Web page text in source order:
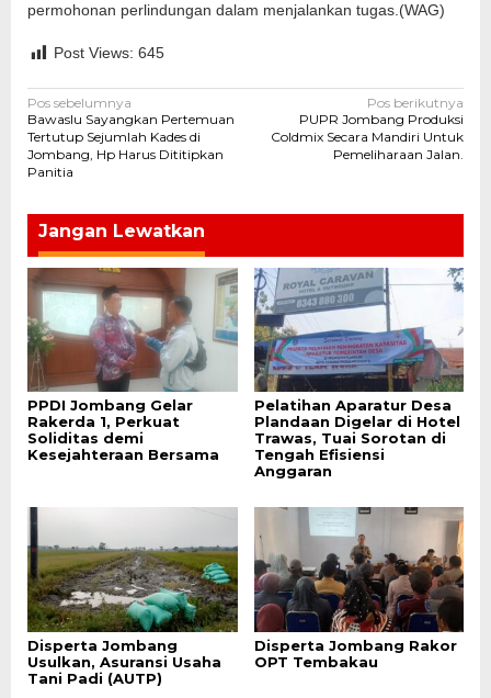
permohonan perlindungan dalam menjalankan tugas.(WAG)
Post Views: 645
Navigasi
pos
Pos sebelumnya
Bawaslu Sayangkan Pertemuan
Tertutup Sejumlah Kades di
Jombang, Hp Harus Dititipkan
Panitia
Pos berikutnya
PUPR Jombang Produksi
Coldmix Secara Mandiri Untuk
Pemeliharaan Jalan.
Jangan Lewatkan
PPDI Jombang Gelar
Rakerda 1, Perkuat
Soliditas demi
Kesejahteraan Bersama
Pelatihan Aparatur Desa
Plandaan Digelar di Hotel
Trawas, Tuai Sorotan di
Tengah Efisiensi
Anggaran
Disperta Jombang
Usulkan, Asuransi Usaha
Tani Padi (AUTP)
Disperta Jombang Rakor
OPT Tembakau